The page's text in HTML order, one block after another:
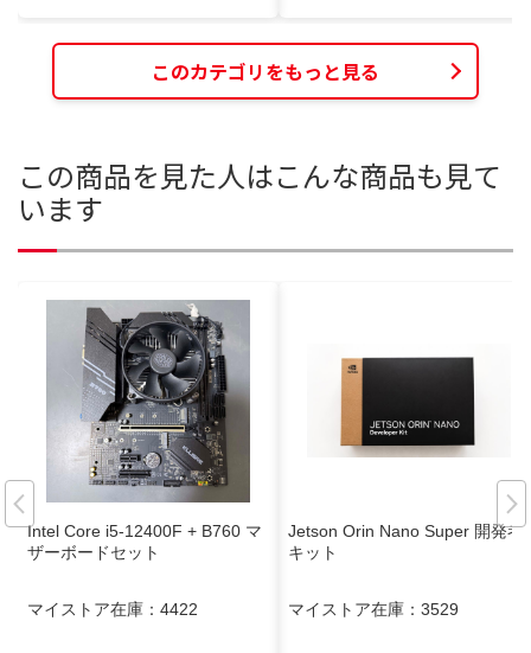
このカテゴリをもっと見る
この商品を見た人はこんな商品も見て
います
Intel Core i5-12400F + B760 マ
ザーボードセット
マイストア在庫： 4422
Jetson Orin Nano Super 開発者
キット
マイストア在庫： 3529